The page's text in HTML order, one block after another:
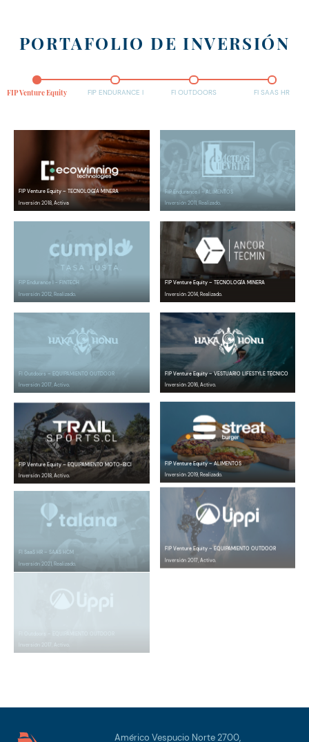
PORTAFOLIO DE INVERSIÓN
FIP Venture Equity FIP ENDURANCE I FI OUTDOORS FI SAAS HR
FIP Venture Equity – TECNOLOGÍA MINERA
Inversión 2018, Activa
FIP Endurance I - ALIMENTOS
Inversión 2011, Realizado.
FIP Endurance I - FINTECH
Inversión 2012, Realizado.
FIP Venture Equity – TECNOLOGÍA MINERA
Inversión 2014, Realizado.
FI Outdoors – EQUIPAMIENTO OUTDOOR
Inversión 2017, Activo.
FIP Venture Equity – VESTUARIO LIFESTYLE TÉCNICO
Inversión 2016, Activo.
FIP Venture Equity – EQUIPAMIENTO MOTO-BICI
Inversión 2018, Activo.
FIP Venture Equity – ALIMENTOS
Inversión 2019, Realizado.
FI SaaS HR – SAAS HCM
Inversión 2021, Realizado.
FIP Venture Equity – EQUIPAMIENTO OUTDOOR
Inversión 2017, Activo.
Inversión 2017, Activo.
Américo Vespucio Norte 2700,